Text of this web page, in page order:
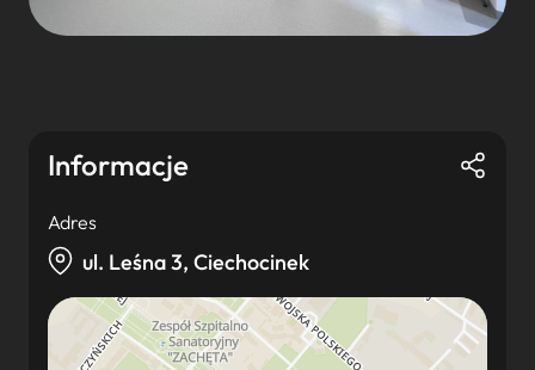
Informacje
Adres
ul. Leśna 3, Ciechocinek